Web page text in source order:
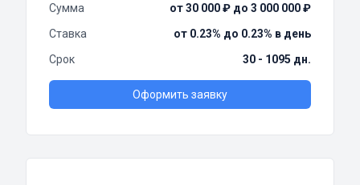
Сумма
от 30 000 ₽ до 3 000 000 ₽
Ставка
от 0.23% до 0.23% в день
Срок
30 - 1095 дн.
Оформить заявку